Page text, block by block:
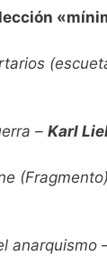
– Karl
anarquismo